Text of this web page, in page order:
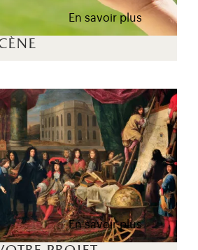
En savoir plus
En savoir plus